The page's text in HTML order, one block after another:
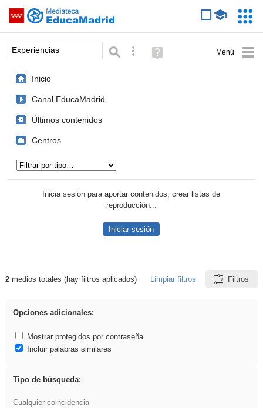
Saltar navegación
Palabra o frase: Búsqueda avanzada
Ayuda
(en
Inicio
Canal EducaMadrid
Últimos contenidos
Centros
Inicia sesión para aportar contenidos, crear listas de
reproducción...
Iniciar sesión
Resultados de: Experiencias
2medios totales (hay filtros aplicados) Limpiar filtros Filtros
Opciones adicionales:
Mostrar protegidos por contraseña
Incluir palabras similares
Tipo de búsqueda:
Cualquier coincidencia